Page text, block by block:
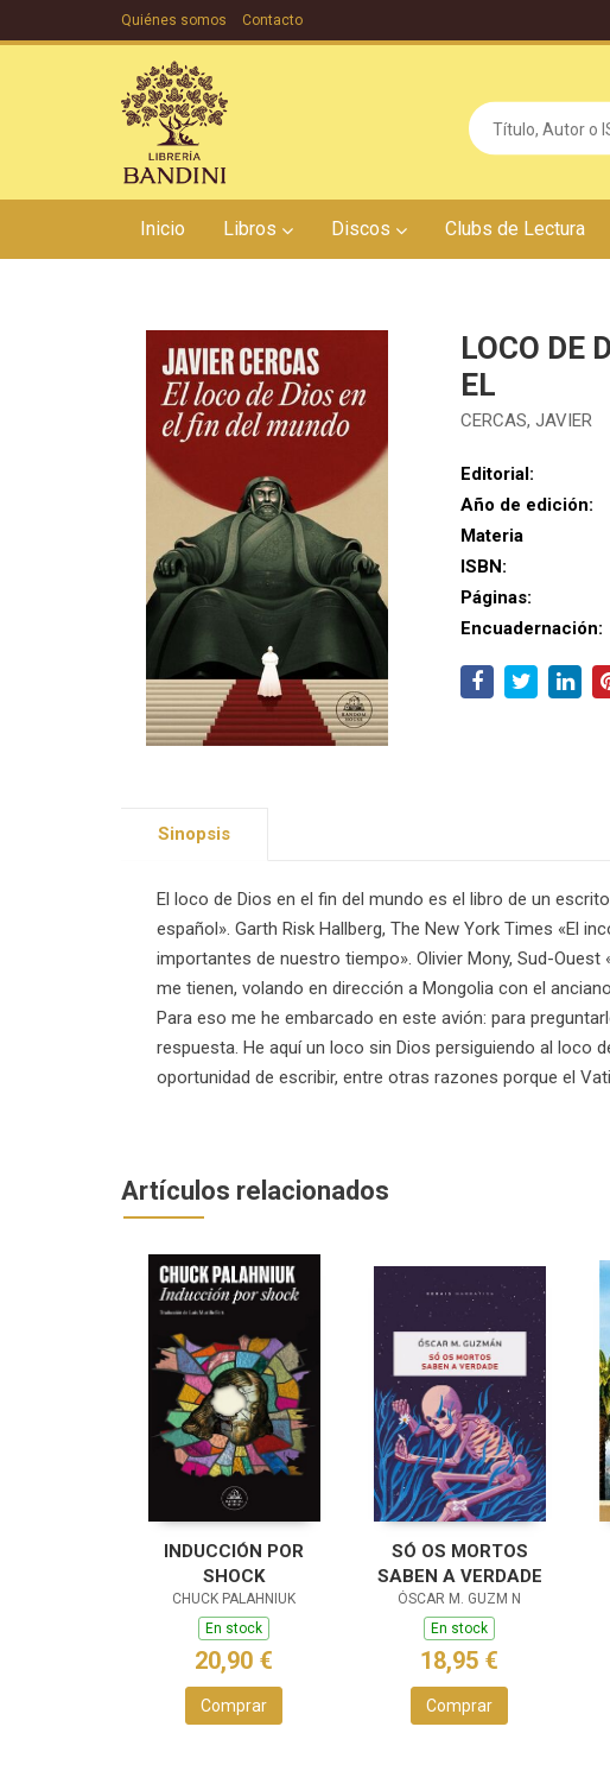
Quiénes somos Contacto
Inicio Libros Discos Clubs de Lectura
LOCO DE
EL
CERCAS, JAVIER
Editorial:
Año de edición:
Materia
ISBN:
Páginas:
Encuadernación:
Sinopsis
El loco de Dios en el fin del mundo es el libro de un
español». Garth Risk Hallberg, The New York Times «El
importantes de nuestro tiempo». Olivier Mony, Sud-
me tienen, volando en dirección a Mongolia con el
Para eso me he embarcado en este avión: para
respuesta. He aquí un loco sin Dios persiguiendo al loco
oportunidad de escribir, entre otras razones porque el
Artículos relacionados
INDUCCIÓN POR
SHOCK
CHUCK PALAHNIUK
En stock
20,90 €
Comprar
SÓ OS MORTOS
SABEN A VERDADE
ÓSCAR M. GUZM N
En stock
18,95 €
Comprar